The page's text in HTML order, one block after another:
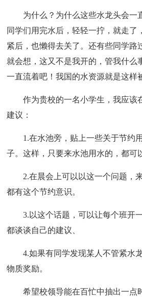
为什么？为什么这些水龙头会一
同学们用完水后，轻轻一拧，就走了
紧后，也懒得去关了。还有些同学路
就会想，这又不是我开的，管我什么
一直流着吧！我国的水资源就是这样
作为贵校的一名小学生，我应该
建议：
1.在水池旁，贴上一些关于节约
子。这样，只要来水池用水的，都可
2.在晨会上可以以这一个问题，
都有这个节约意识。
3.以这个话题，可以让每个班开
都谈谈自己的建议、
4.如果有同学发现某人不管紧水
物质奖励。
希望校领导能在百忙中抽出一点